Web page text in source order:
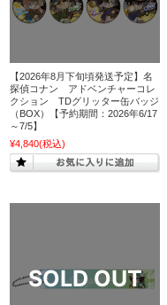
【2026年8月下旬頃発送予定】名
探偵コナン アドベンチャーコレ
クション TDグリッター缶バッジ
（BOX）【予約期間：2026年6/17
～7/5】
¥4,840(税込)